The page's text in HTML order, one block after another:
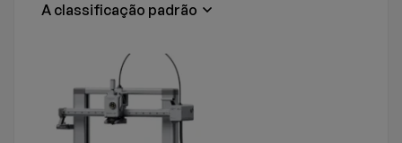
A classificação padrão